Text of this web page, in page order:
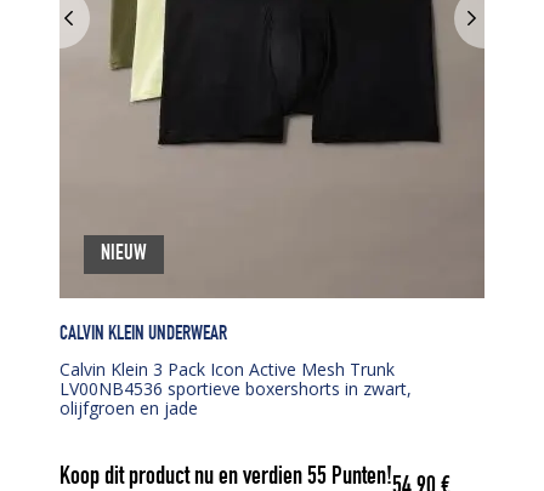
CALVIN KLEIN UNDERWEAR
Calvin Klein 3 Pack Icon Active Mesh Trunk
LV00NB4536 sportieve boxershorts in zwart,
olijfgroen en jade
Koop dit product nu en verdien55 Punten!
NIEUW